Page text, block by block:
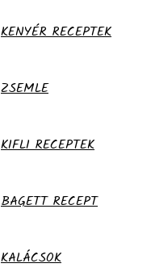
KENYÉR RECEPTEK
ZSEMLE
KIFLI RECEPTEK
BAGETT RECEPT
KALÁCSOK